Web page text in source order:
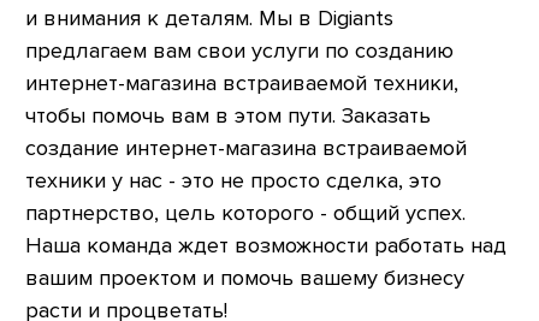
и внимания к деталям. Мы в Digiants
предлагаем вам свои услуги по созданию
интернет-магазина встраиваемой техники,
чтобы помочь вам в этом пути. Заказать
создание интернет-магазина встраиваемой
техники у нас - это не просто сделка, это
партнерство, цель которого - общий успех.
Наша команда ждет возможности работать над
вашим проектом и помочь вашему бизнесу
расти и процветать!